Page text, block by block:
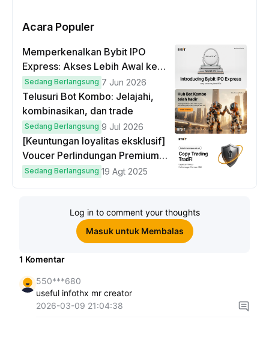
Acara Populer
Memperkenalkan Bybit IPO
Express: Akses Lebih Awal ke
IPO Global!
Sedang Berlangsung 7 Jun 2026
Telusuri Bot Kombo: Jelajahi,
kombinasikan, dan trade
Sedang Berlangsung 9 Jul 2026
[Keuntungan loyalitas eksklusif]
Voucer Perlindungan Premium
hingga $50
Sedang Berlangsung 19 Agt 2025
Log in to comment your thoughts
Masuk untuk Membalas
1 Komentar
550***680
useful infothx mr creator
2026-03-09 21:04:38